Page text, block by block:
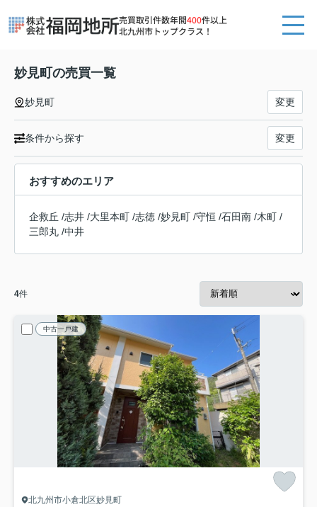
売買取引件数年間400件以上
北九州市トップクラス！
妙見町の売買一覧
妙見町 変更
条件から探す 変更
おすすめのエリア
企救丘 /志井 /大里本町 /志徳 /妙見町 /守恒 /石田南 /木町 /
三郎丸 /中井
4件
中古一戸建
北九州市小倉北区妙見町